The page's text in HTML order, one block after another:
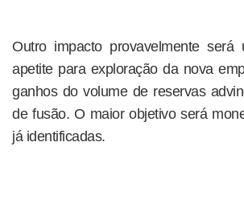
Outro impacto provavelmente será
apetite para exploração da nova
ganhos do volume de reservas
de fusão. O maior objetivo será
já identificadas.